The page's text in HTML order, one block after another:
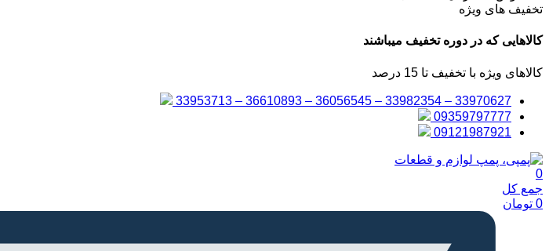
تخفیف های ویژه
کالاهایی که در دوره تخفیف میباشند
کالاهای ویژه با تخفیف تا 15 درصد
33970627 – 33982354 – 36056545 – 36610893 – 33953713
09359797777
09121987921
0
جمع کل
0 تومان